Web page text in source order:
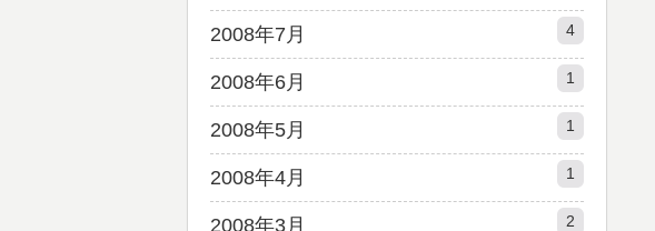
2008年7月 4
2008年6月 1
2008年5月 1
2008年4月 1
2008年3月 2